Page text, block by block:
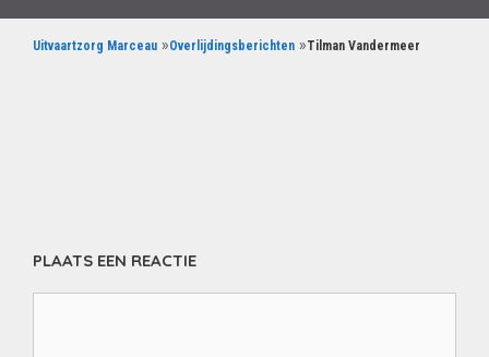
Uitvaartzorg Marceau »Overlijdingsberichten »Tilman Vandermeer
PLAATS EEN REACTIE